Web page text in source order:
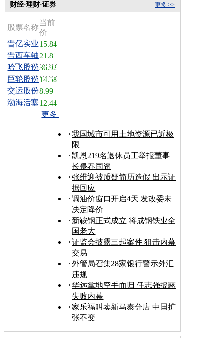
更多 >>
财经·理财·证券
股票名称
当前
价
晋亿实业15.84
晋西车轴21.81
哈飞股份36.92
巨轮股份14.58
交运股份8.99
渤海活塞12.44
更多
我国城市可用土地资源已近极
限
凯恩219名退休员工举报董事
长侵吞国资
张维迎被质疑简历造假 出示证
据回应
调油价窗口开启4天 发改委未
决定降价
新鞍钢正式成立 将成钢铁业全
国老大
证监会披露三起案件 狙击内幕
交易
外管局召集28家银行警示外汇
违规
华远拿地空手而归 任志强披露
失败内幕
家乐福叫卖新马泰分店 中国扩
张不变